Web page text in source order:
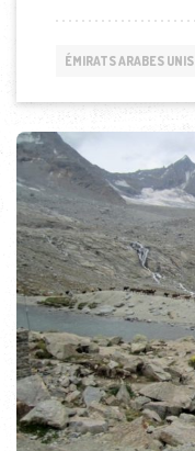
ÉMIRATS ARABES UNIS